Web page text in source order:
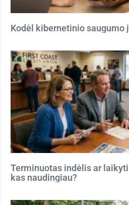
Kodėl kibernetinio saugumo
Terminuotas indėlis ar
kas naudingiau?